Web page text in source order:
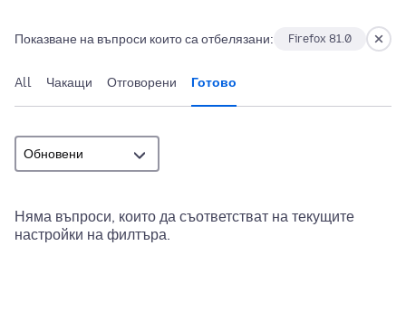
Показване на въпроси които са отбелязани: Firefox 81.0
All Чакащи Отговорени Готово
Няма въпроси, които да съответстват на текущите
настройки на филтъра.